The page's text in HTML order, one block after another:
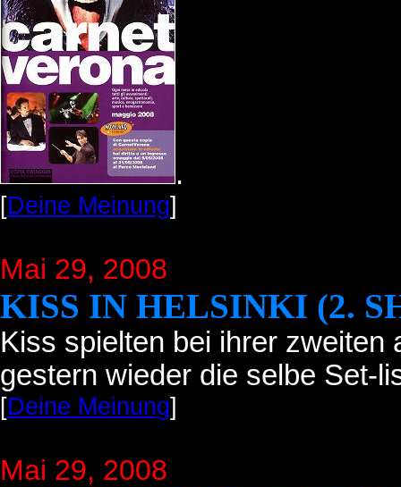
.
[Deine Meinung]
Mai 29, 2008
KISS IN HELSINKI (2.
Kiss spielten bei ihrer
gestern wieder die selbe Set-
[Deine Meinung]
Mai 29, 2008